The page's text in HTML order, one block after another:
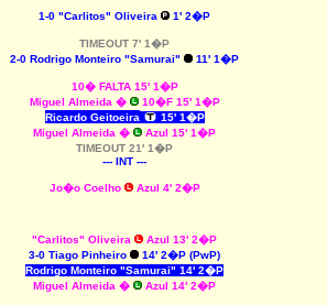
1-0 "Carlitos" Oliveira 1' 2�P
TIMEOUT 7' 1�P
2-0 Rodrigo Monteiro "Samurai" 11' 1�P
10� FALTA 15' 1�P
Miguel Almeida �
10�F 15' 1�P
Ricardo Geitoeira
15' 1�P
Miguel Almeida �
Azul 15' 1�P
TIMEOUT 21' 1�P
--- INT ---
Jo�o Coelho Azul 4' 2�P
"Carlitos" Oliveira
Azul 13' 2�P
3-0 Tiago Pinheiro
14' 2�P (PwP)
Rodrigo Monteiro "Samurai" 14' 2�P
Miguel Almeida � Azul 14' 2�P